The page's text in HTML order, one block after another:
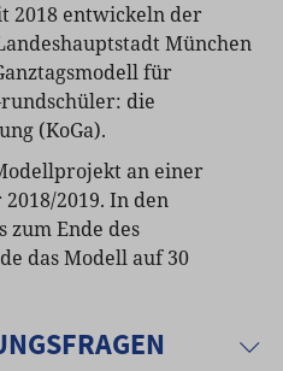
2018 entwickeln der
München
für
die
(KoGa).
an einer
2019. In den
zum Ende des
das Modell auf 30